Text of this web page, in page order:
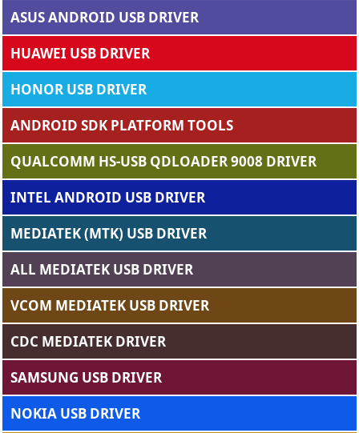
ASUS ANDROID USB DRIVER
HUAWEI USB DRIVER
HONOR USB DRIVER
ANDROID SDK PLATFORM TOOLS
QUALCOMM HS-USB QDLOADER 9008 DRIVER
INTEL ANDROID USB DRIVER
MEDIATEK (MTK) USB DRIVER
ALL MEDIATEK USB DRIVER
VCOM MEDIATEK USB DRIVER
CDC MEDIATEK DRIVER
SAMSUNG USB DRIVER
NOKIA USB DRIVER